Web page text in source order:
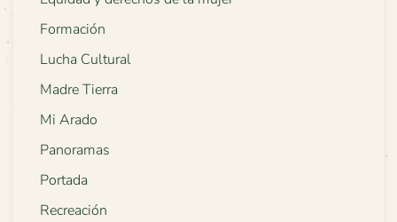
Formación
Lucha Cultural
Madre Tierra
Mi Arado
Panoramas
Portada
Recreación